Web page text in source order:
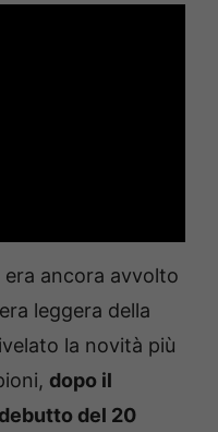
ancora avvolto
leggera della
la novità più
dopo il
del 20